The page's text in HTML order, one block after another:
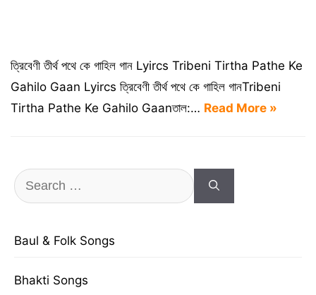
ত্রিবেণী তীর্থ পথে কে গাহিল গান Lyircs Tribeni Tirtha Pathe Ke
Gahilo Gaan Lyircs ত্রিবেণী তীর্থ পথে কে গাহিল গানTribeni
Tirtha Pathe Ke Gahilo Gaanতাল:… Read More »
Search
for:
Baul & Folk Songs
Bhakti Songs